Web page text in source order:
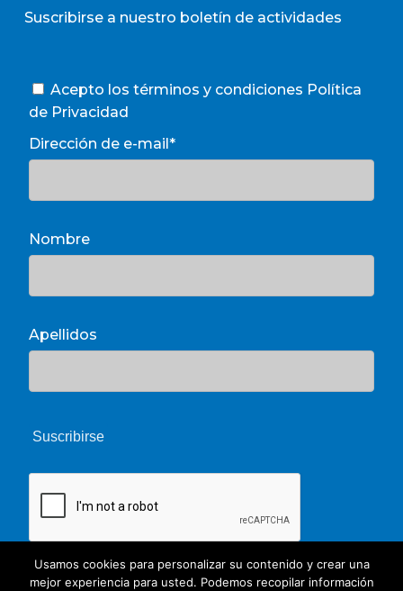
Suscribirse a nuestro boletín de actividades
Acepto los términos y condiciones Política
de Privacidad
Dirección de e-mail*
Nombre
Apellidos
Usamos cookies para personalizar su contenido y crear una
mejor experiencia para usted. Podemos recopilar información